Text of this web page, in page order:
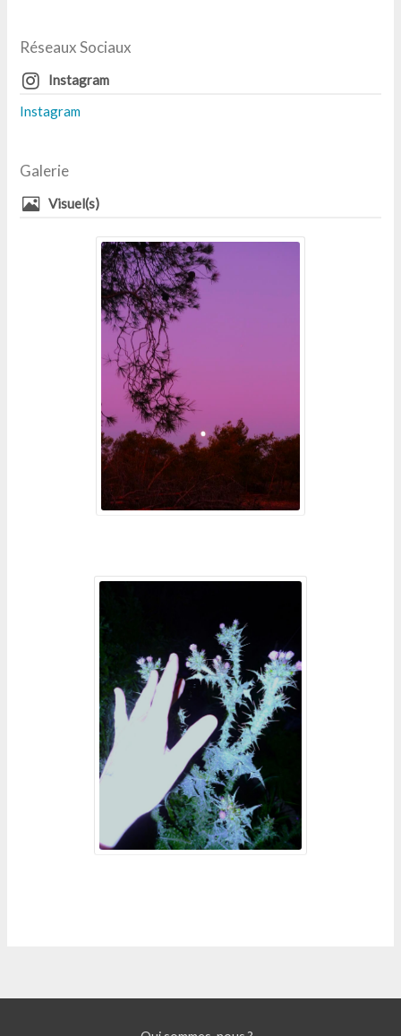
Réseaux Sociaux
Instagram
Instagram
Galerie
Visuel(s)